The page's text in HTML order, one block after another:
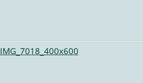
IMG_7018_400x600